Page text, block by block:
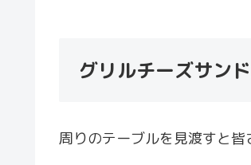
グリルチーズサン
周りのテーブルを見渡すと皆